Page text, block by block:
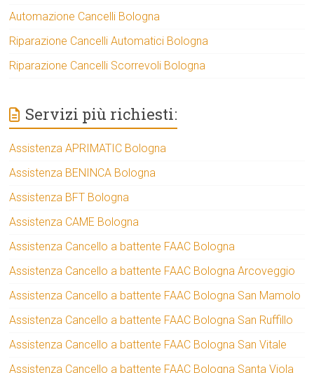
Automazione Cancelli Bologna
Riparazione Cancelli Automatici Bologna
Riparazione Cancelli Scorrevoli Bologna
Servizi più richiesti:
Assistenza APRIMATIC Bologna
Assistenza BENINCA Bologna
Assistenza BFT Bologna
Assistenza CAME Bologna
Assistenza Cancello a battente FAAC Bologna
Assistenza Cancello a battente FAAC Bologna Arcoveggio
Assistenza Cancello a battente FAAC Bologna San Mamolo
Assistenza Cancello a battente FAAC Bologna San Ruffillo
Assistenza Cancello a battente FAAC Bologna San Vitale
Assistenza Cancello a battente FAAC Bologna Santa Viola